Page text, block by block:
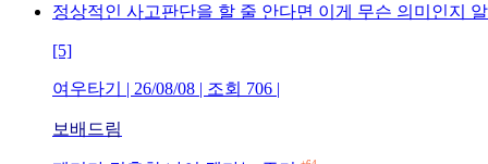
정상적인 사고판단을 할 줄 안다면 이게 무슨 의미인지
[5]
여우타기 | 26/08/08 | 조회 706 |
보배드림